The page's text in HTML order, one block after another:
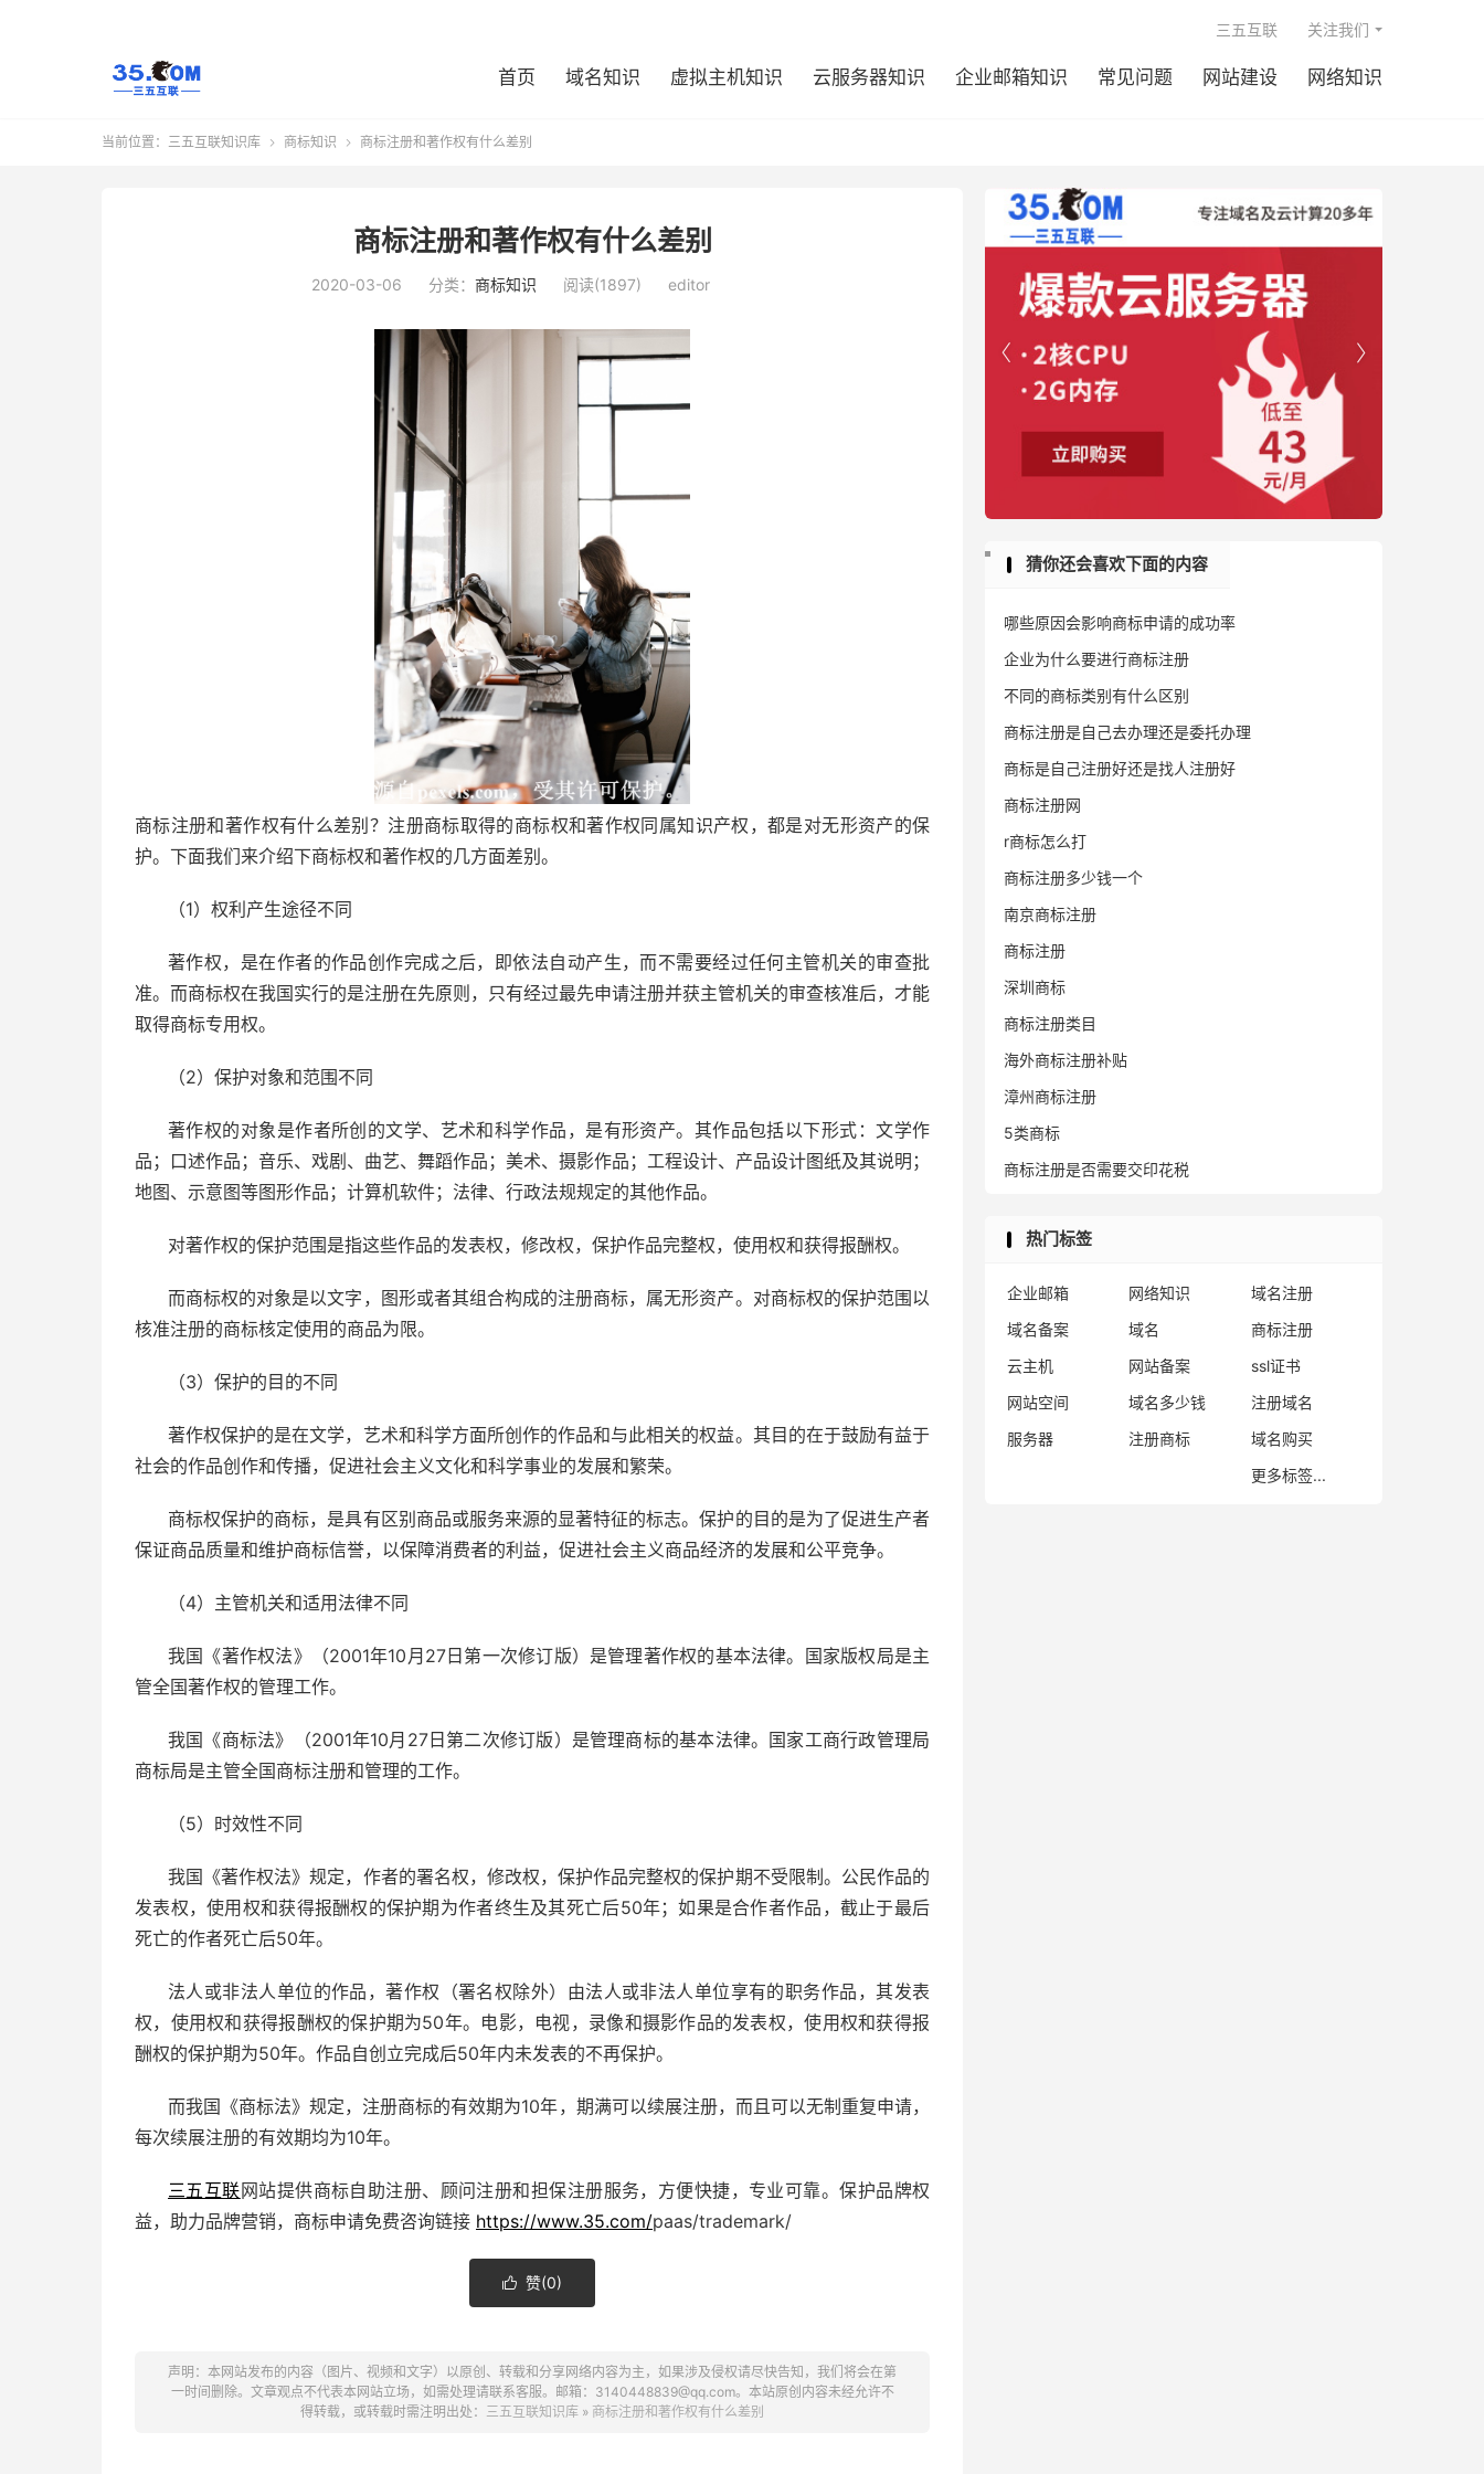
首页 域名知识 虚拟主机知识 云服务器知识 企业邮箱知识 常见问题 网站建设 网络知识
三五互联 关注我们
当前位置： 三五互联知识库  商标知识  商标注册和著作权有什么差别
商标注册和著作权有什么差别
2020-03-06 分类： 商标知识 阅读(1897) editor
商标注册和著作权有什么差别？注册商标取得的商标权和著作权同属知识产权，都是对无形资产的保
护。下面我们来介绍下商标权和著作权的几方面差别。
（1）权利产生途径不同
著作权，是在作者的作品创作完成之后，即依法自动产生，而不需要经过任何主管机关的审查批
准。而商标权在我国实行的是注册在先原则，只有经过最先申请注册并获主管机关的审查核准后，才能
取得商标专用权。
（2）保护对象和范围不同
著作权的对象是作者所创的文学、艺术和科学作品，是有形资产。其作品包括以下形式：文学作
品；口述作品；音乐、戏剧、曲艺、舞蹈作品；美术、摄影作品；工程设计、产品设计图纸及其说明；
地图、示意图等图形作品；计算机软件；法律、行政法规规定的其他作品。
对著作权的保护范围是指这些作品的发表权，修改权，保护作品完整权，使用权和获得报酬权。
而商标权的对象是以文字，图形或者其组合构成的注册商标，属无形资产。对商标权的保护范围以
核准注册的商标核定使用的商品为限。
（3）保护的目的不同
著作权保护的是在文学，艺术和科学方面所创作的作品和与此相关的权益。其目的在于鼓励有益于
社会的作品创作和传播，促进社会主义文化和科学事业的发展和繁荣。
商标权保护的商标，是具有区别商品或服务来源的显著特征的标志。保护的目的是为了促进生产者
保证商品质量和维护商标信誉，以保障消费者的利益，促进社会主义商品经济的发展和公平竞争。
（4）主管机关和适用法律不同
我国《著作权法》（2001年10月27日第一次修订版）是管理著作权的基本法律。国家版权局是主
管全国著作权的管理工作。
我国《商标法》（2001年10月27日第二次修订版）是管理商标的基本法律。国家工商行政管理局
商标局是主管全国商标注册和管理的工作。
（5）时效性不同
我国《著作权法》规定，作者的署名权，修改权，保护作品完整权的保护期不受限制。公民作品的
发表权，使用权和获得报酬权的保护期为作者终生及其死亡后50年；如果是合作者作品，截止于最后
死亡的作者死亡后50年。
法人或非法人单位的作品，著作权（署名权除外）由法人或非法人单位享有的职务作品，其发表
权，使用权和获得报酬权的保护期为50年。电影，电视，录像和摄影作品的发表权，使用权和获得报
酬权的保护期为50年。作品自创立完成后50年内未发表的不再保护。
而我国《商标法》规定，注册商标的有效期为10年，期满可以续展注册，而且可以无制重复申请，
每次续展注册的有效期均为10年。
三五互联网站提供商标自助注册、顾问注册和担保注册服务，方便快捷，专业可靠。保护品牌权
益，助力品牌营销，商标申请免费咨询链接 https://www.35.com/paas/trademark/
 赞(0)
声明：本网站发布的内容（图片、视频和文字）以原创、转载和分享网络内容为主，如果涉及侵权请尽快告知，我们将会在第
一时间删除。文章观点不代表本网站立场，如需处理请联系客服。邮箱：3140448839@qq.com。本站原创内容未经允许不
得转载，或转载时需注明出处： 三五互联知识库 » 商标注册和著作权有什么差别


猜你还会喜欢下面的内容
哪些原因会影响商标申请的成功率
企业为什么要进行商标注册
不同的商标类别有什么区别
商标注册是自己去办理还是委托办理
商标是自己注册好还是找人注册好
商标注册网
r商标怎么打
商标注册多少钱一个
南京商标注册
商标注册
深圳商标
商标注册类目
海外商标注册补贴
漳州商标注册
5类商标
商标注册是否需要交印花税
热门标签
企业邮箱 网络知识
域名注册
域名备案
域名
商标注册
云主机
网站备案
ssl证书
网站空间
域名多少钱
注册域名
服务器
注册商标
域名购买
更多标签...